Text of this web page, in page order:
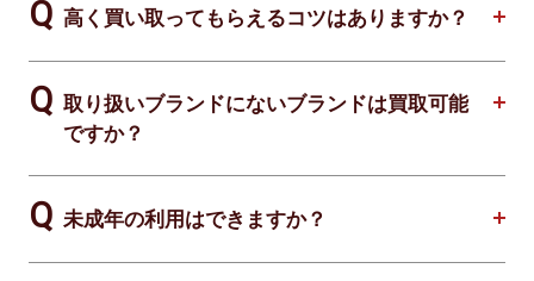
高く買い取ってもらえるコツはありますか？
取り扱いブランドにないブランドは買取可能
ですか？
未成年の利用はできますか？